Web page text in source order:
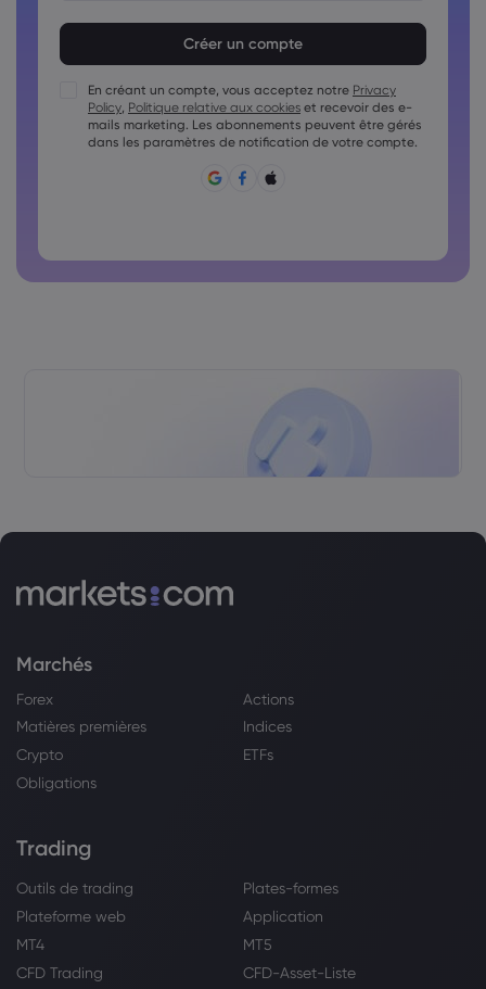
15&nbsp;caractères
Le mot de passe doit contenir au moins 1 caractère
numérique
Le mot de passe doit contenir au moins 1 lettre majuscule.
Le mot de passe doit contenir au moins 1 lettre minuscule
En créant un compte, vous acceptez notre Privacy
Policy, Politique relative aux cookies et recevoir des e-
mails marketing. Les abonnements peuvent être gérés
dans les paramètres de notification de votre compte.
Marchés
Forex
Actions
Matières premières
Indices
Crypto
ETFs
Obligations
Trading
Outils de trading
Plates-formes
Plateforme web
Application
MT4
MT5
CFD Trading
CFD-Asset-Liste